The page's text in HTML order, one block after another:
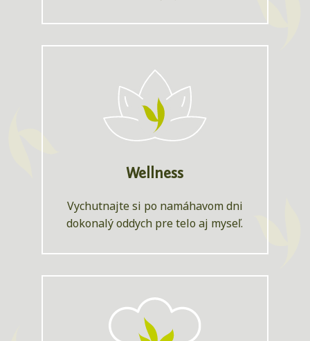
Wellness
Vychutnajte si po namáhavom dni
dokonalý oddych pre telo aj myseľ.